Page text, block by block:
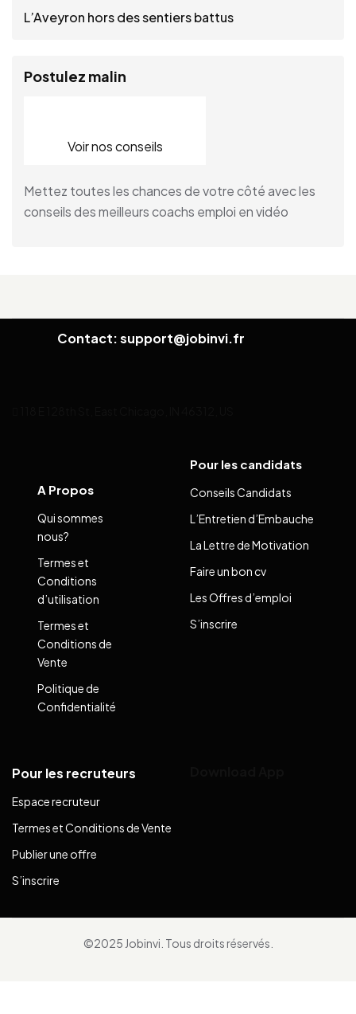
L’Aveyron hors des sentiers battus
Postulez malin
Voir nos conseils
Mettez toutes les chances de votre côté avec les
conseils des meilleurs coachs emploi en vidéo
Contact: support@jobinvi.fr
A Propos
Qui sommes
nous?
Termes et
Conditions
d’utilisation
Termes et
Conditions de
Vente
Politique de
Confidentialité
Pour les candidats
Conseils Candidats
L’Entretien d’Embauche
La Lettre de Motivation
Faire un bon cv
Les Offres d’emploi
S’inscrire
Pour les recruteurs
Espace recruteur
Termes et Conditions de Vente
Publier une offre
S’inscrire
©2025 Jobinvi. Tous droits réservés.